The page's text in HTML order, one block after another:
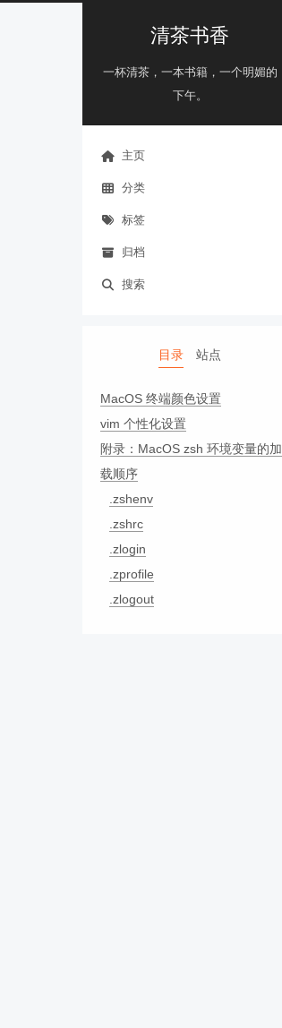
清茶书香
一杯清茶，一本书籍，一个明媚的
下午。
主页
分类
标签
归档
搜索
目录 站点
MacOS 终端颜色设置
vim 个性化设置
附录：MacOS zsh 环境变量的加
载顺序
.zshenv
.zshrc
.zlogin
.zprofile
.zlogout